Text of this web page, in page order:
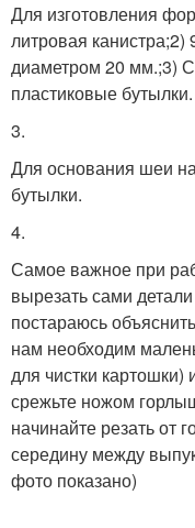
Для изготовления
литровая канистра;2)
диаметром 20 мм.;3)
пластиковые бутылки.
3.
Для основания шеи
бутылки.
4.
Самое важное при
вырезать сами
постараюсь
нам необходим
для чистки
срежьте ножом
начинайте резать от
середину между
фото показано)